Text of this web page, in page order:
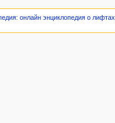
онлайн энциклопедия о лифтах